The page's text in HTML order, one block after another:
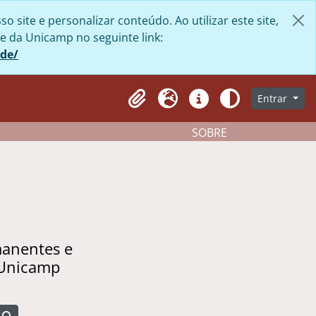
site e personalizar conteúdo. Ao utilizar este site,
da Unicamp no seguinte link:
Clipboard
Idioma AtalhosAparênciaEntrar
SOBRE
e